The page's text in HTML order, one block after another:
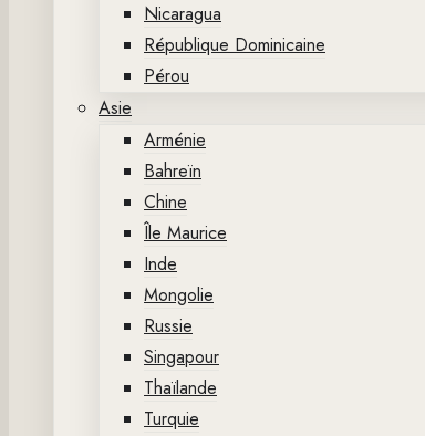
Nicaragua
République Dominicaine
Pérou
Asie
Arménie
Bahreïn
Chine
Île Maurice
Inde
Mongolie
Russie
Singapour
Thaïlande
Turquie